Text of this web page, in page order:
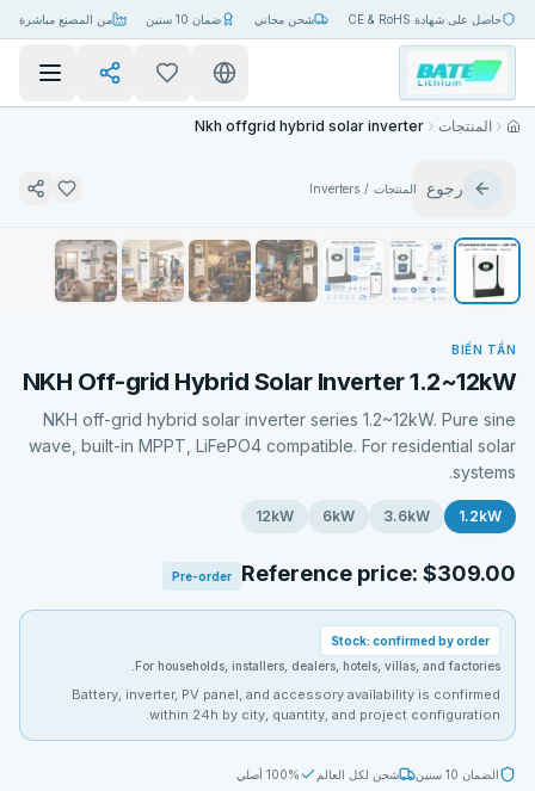
حاصل على شهادة CE & RoHS شحن مجاني ضمان 10 سنين من المصنع مباشرة
المنتجات Nkh offgrid hybrid solar inverter
رجوع المنتجات /
Inverters
BIẾN TẦN
NKH Off-grid Hybrid Solar Inverter 1.2~12kW
NKH off-grid hybrid solar inverter series 1.2~12kW. Pure sine
wave, built-in MPPT, LiFePO4 compatible. For residential solar
systems.
1.2kW
3.6kW
6kW
12kW
Reference price: $309.00
Pre-order
Stock: confirmed by order
For households, installers, dealers, hotels, villas, and factories.
Battery, inverter, PV panel, and accessory availability is confirmed
within 24h by city, quantity, and project configuration.
الضمان 10 سنين شحن لكل العالم 100% أصلي